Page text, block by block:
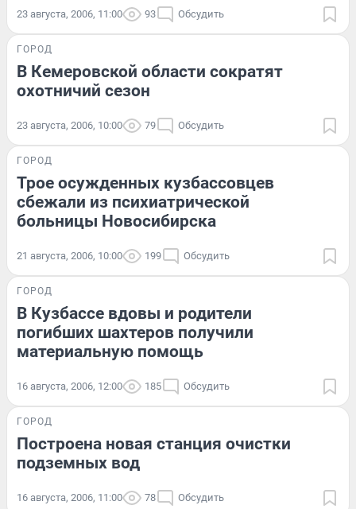
23 августа, 2006, 11:00 93 Обсудить
ГОРОД
В Кемеровской области сократят
охотничий сезон
23 августа, 2006, 10:00 79 Обсудить
ГОРОД
Трое осужденных кузбассовцев
сбежали из психиатрической
больницы Новосибирска
21 августа, 2006, 10:00 199 Обсудить
ГОРОД
В Кузбассе вдовы и родители
погибших шахтеров получили
материальную помощь
16 августа, 2006, 12:00 185 Обсудить
ГОРОД
Построена новая станция очистки
подземных вод
16 августа, 2006, 11:00 78 Обсудить